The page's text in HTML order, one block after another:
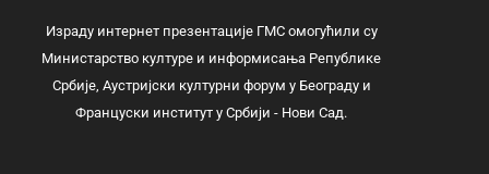
Израду интернет презентације ГМС омогућили су
Министарство културе и информисања Републике
Србије, Аустријски културни форум у Београду и
Француски институт у Србији - Нови Сад.